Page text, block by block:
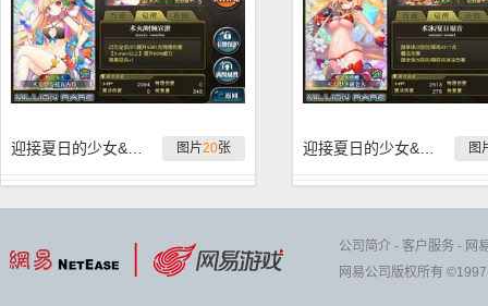
图片20张 图
公司简介 - 客户服务 - 网
网易公司版权所有